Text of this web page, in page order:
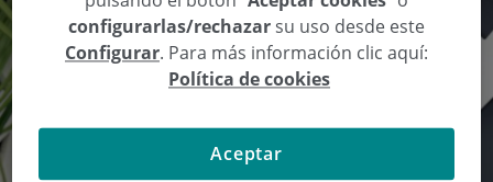
configurarlas/rechazarsu uso desde este
Configurar. Para más información clic aquí:
Política de cookies
Aceptar